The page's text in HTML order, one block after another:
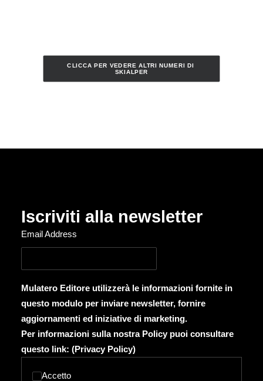
CLICCA PER VEDERE ALTRI NUMERI DI
SKIALPER
Iscriviti alla newsletter
Email Address
Mulatero Editore utilizzerà le informazioni fornite in
questo modulo per inviare newsletter, fornire
aggiornamenti ed iniziative di marketing.
Per informazioni sulla nostra Policy puoi consultare
questo link: (Privacy Policy)
Accetto